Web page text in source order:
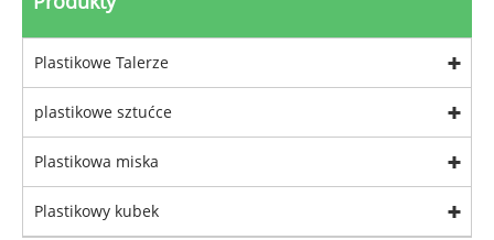
Plastikowe Talerze
plastikowe sztućce
Plastikowa miska
Plastikowy kubek